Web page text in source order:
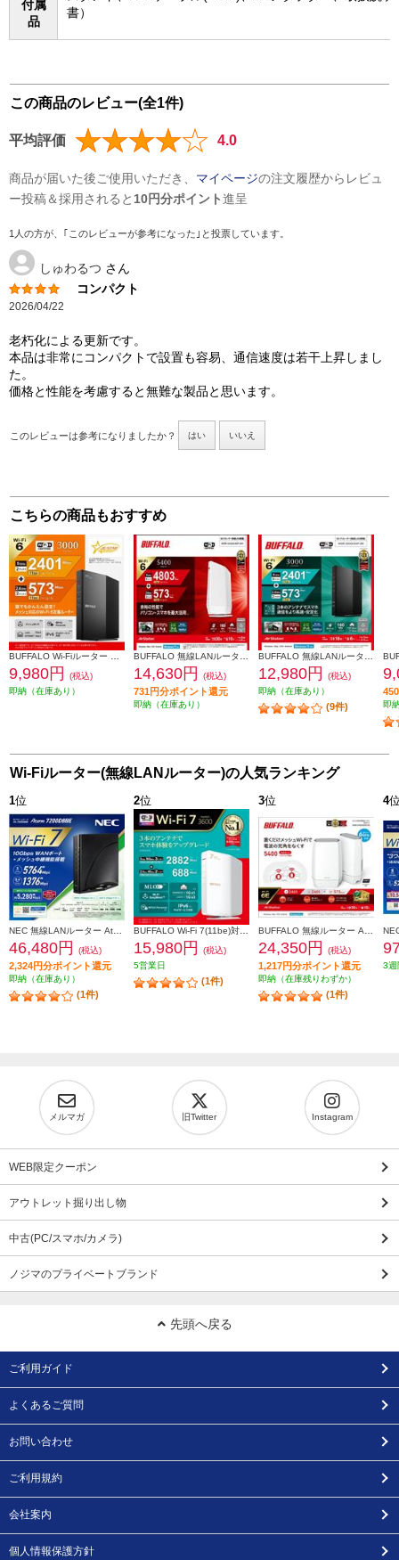
付属
品
書）
この商品のレビュー(全1件)
平均評価 4.0
商品が届いた後ご使用いただき、 マイページの注文履歴からレビュ
ー投稿＆採用されると 10円分ポイント進呈
1人の方が、｢このレビューが参考になった｣と投票しています。
しゅわるつ さん
コンパクト
2026/04/22
老朽化による更新です。
本品は非常にコンパクトで設置も容易、通信速度は若干上昇しまし
た。
価格と性能を考慮すると無難な製品と思います。
このレビューは参考になりましたか？ はい いいえ
こちらの商品もおすすめ
9,980円
(税込)
即納（在庫あり）
14,630円 (税込)
731円分ポイント還元
即納（在庫あり）
12,980円
(税込)
即納（在庫あり）
(9件) 即
Wi-Fiルーター(無線LANルーター)の人気ランキング
1位
46,480円 (税込)
2,324円分ポイント還元
即納（在庫あり）
(1件)
2位
15,980円
(税込)
5営業日
(1件)
3位
24,350円 (税込)
1,217円分ポイント還元
即納（在庫残りわずか）
(1件)
4
3週
メルマガ 旧Twitter Instagram
WEB限定クーポン
アウトレット掘り出し物
中古(PC/スマホ/カメラ)
ノジマのプライベートブランド
先頭へ戻る
ご利用ガイド
よくあるご質問
お問い合わせ
ご利用規約
会社案内
個人情報保護方針